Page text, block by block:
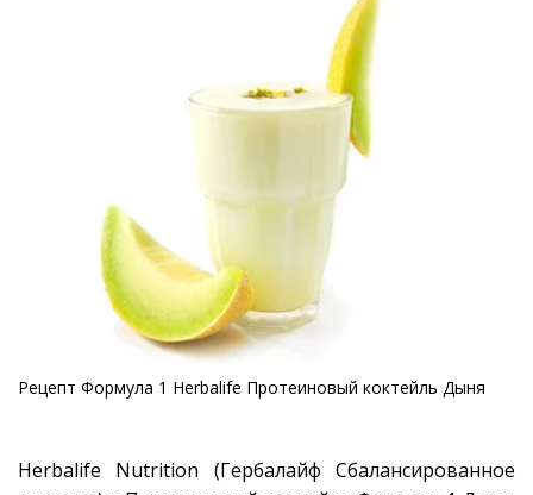
Рецепт Формула 1 Herbalife Протеиновый коктейль Дыня­
Herbalife Nutrition (Гербалайф Сбалансированное